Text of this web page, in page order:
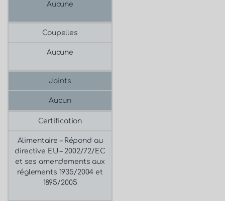
Aucune
Coupelles
Aucune
Joints
Aucun
Certification
Alimentaire – Répond au
directive EU – 2002/72/EC
et ses amendements aux
réglements 1935/2004 et
1895/2005